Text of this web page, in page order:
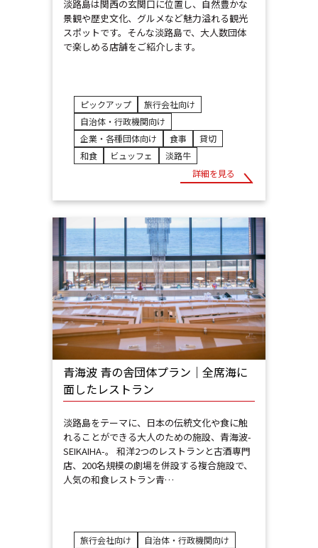
淡路島は関西の玄関口に位置し、自然豊かな
景観や歴史文化、グルメなど魅力溢れる観光
スポットです。そんな淡路島で、大人数団体
で楽しめる店舗をご紹介します。
ピックアップ
旅行会社向け
自治体・行政機関向け
企業・各種団体向け
食事
貸切
和食
ビュッフェ
淡路牛
詳細を見る
青海波 青の舎団体プラン｜全席海に
面したレストラン
淡路島をテーマに、日本の伝統文化や食に触
れることができる大人のための施設、青海波-
SEIKAIHA-。 和洋2つのレストランと古酒専門
店、200名規模の劇場を併設する複合施設で、
人気の和食レストラン青…
旅行会社向け
自治体・行政機関向け